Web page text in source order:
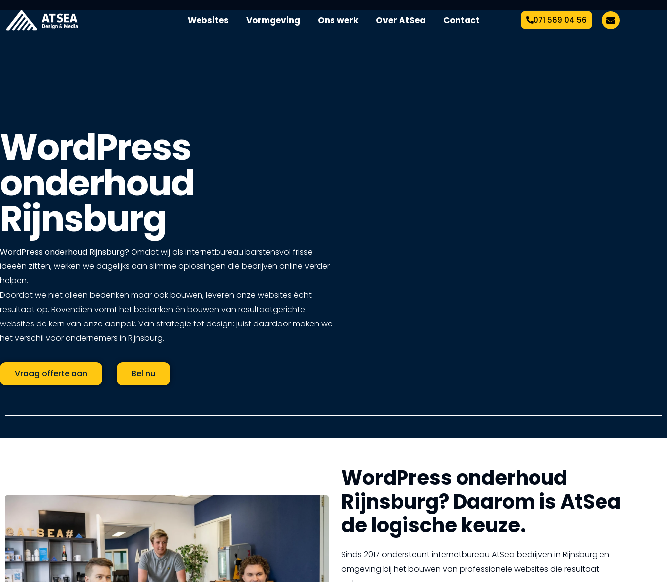
Websites Vormgeving Ons werk Over AtSea Contact 071 569 04 56
WordPress
onderhoud
Rijnsburg
WordPress onderhoud Rijnsburg?Omdat wij als internetbureau barstensvol frisse
ideeën zitten, werken we dagelijks aan slimme oplossingen die bedrijven online verder
helpen.
Doordat we niet alleen bedenken maar ook bouwen, leveren onze websites écht
resultaat op. Bovendien vormt het bedenken én bouwen van resultaatgerichte
websites de kern van onze aanpak. Van strategie tot design: juist daardoor maken we
het verschil voor ondernemers in Rijnsburg.
Vraag offerte aan Bel nu
WordPress onderhoud
Rijnsburg? Daarom is AtSea
de logische keuze.
Sinds 2017 ondersteunt internetbureau AtSea bedrijven in Rijnsburg en
omgeving bij het bouwen van professionele websites die resultaat